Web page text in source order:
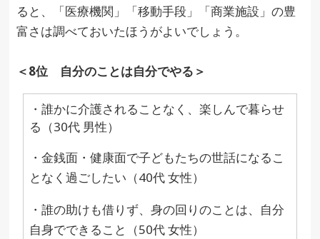
ると、「医療機関」「移動手段」「商業施設」の豊
富さは調べておいたほうがよいでしょう。
＜8位 自分のことは自分でやる＞
・誰かに介護されることなく、楽しんで暮らせ
る（30代 男性）
・金銭面・健康面で子どもたちの世話になるこ
となく過ごしたい（40代 女性）
・誰の助けも借りず、身の回りのことは、自分
自身でできること（50代 女性）